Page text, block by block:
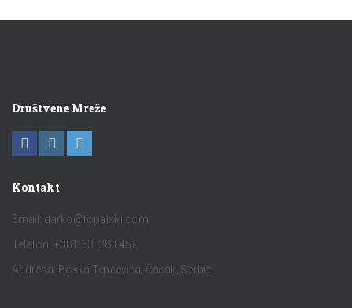
Društvene Mreže
Kontakt
Email: darko@topalski.com
Telefon: +381 63 283 450
Addresa: Boška Tepčevića, Čačak, Serbia